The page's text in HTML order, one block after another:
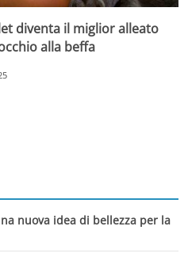
diventa il miglior alleato
alla beffa
nuova idea di bellezza per la